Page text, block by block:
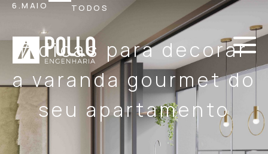
6.MAIO TODOS
7 dicas para decorar
a varanda gourmet do
seu apartamento